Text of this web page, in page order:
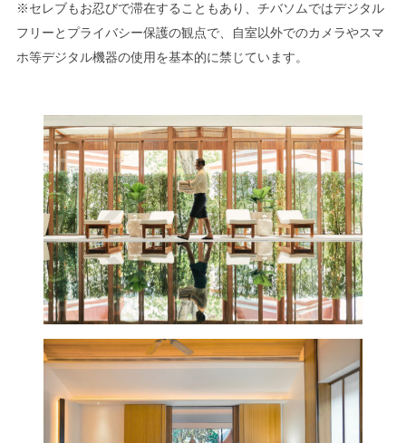
※セレブもお忍びで滞在することもあり、チバソムではデジタル
フリーとプライバシー保護の観点で、自室以外でのカメラやスマ
ホ等デジタル機器の使用を基本的に禁じています。